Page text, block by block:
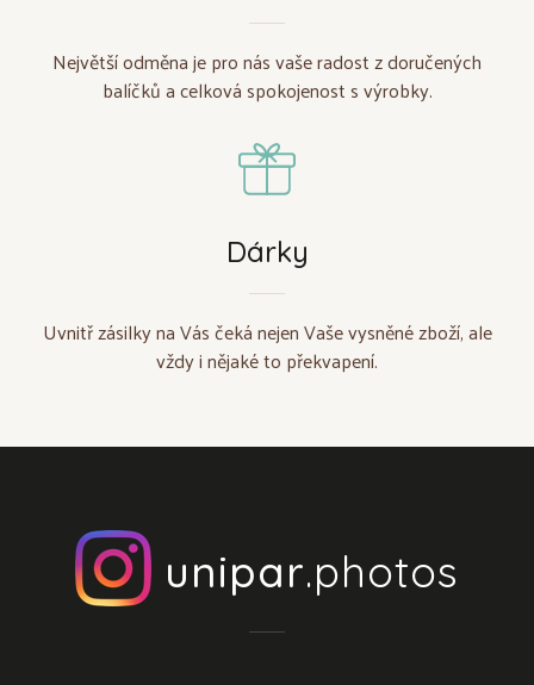
Největší odměna je pro nás vaše radost z doručených
balíčků a celková spokojenost s výrobky.
Dárky
Uvnitř zásilky na Vás čeká nejen Vaše vysněné zboží, ale
vždy i nějaké to překvapení.
unipar.photos